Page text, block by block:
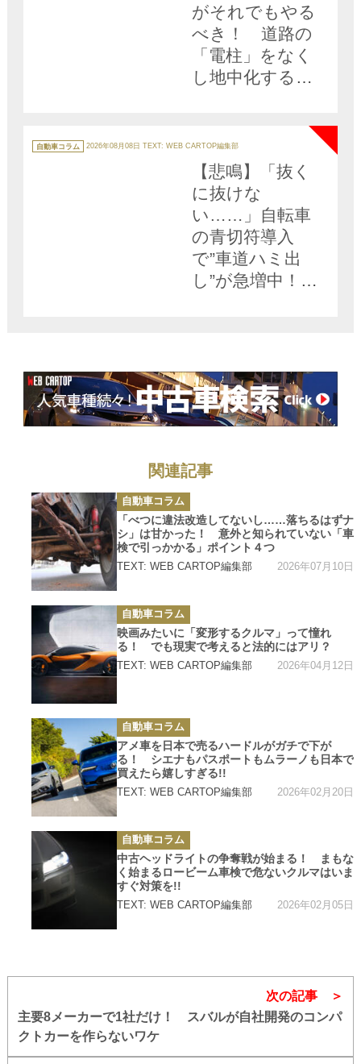
がそれでもやる
べき！ 道路の
「電柱」をなく
し地中化する計
テ
ゴ
自動車コラム 2026年08月08日 TEXT: WEB CARTOP編集部
【悲鳴】「抜く
に抜けな
い……」自転車
の青切符導入
で”車道ハミ出
し”が急増中！
関連記事
カ
テ
ゴ
リ
ー
自動車コラム
「べつに違法改造してないし……落ちるはずナ
シ」は甘かった！ 意外と知られていない「車
検で引っかかる」ポイント４つ
TEXT: WEB CARTOP編集部 2026年07月10日
カ
テ
ゴ
リ
ー
自動車コラム
映画みたいに「変形するクルマ」って憧れ
る！ でも現実で考えると法的にはアリ？
TEXT: WEB CARTOP編集部 2026年04月12日
カ
テ
ゴ
リ
ー
自動車コラム
アメ車を日本で売るハードルがガチで下が
る！ シエナもパスポートもムラーノも日本で
買えたら嬉しすぎる!!
TEXT: WEB CARTOP編集部 2026年02月20日
カ
テ
ゴ
リ
ー
自動車コラム
中古ヘッドライトの争奪戦が始まる！ まもな
く始まるロービーム車検で危ないクルマはいま
すぐ対策を!!
TEXT: WEB CARTOP編集部 2026年02月05日
次の記事
主要8メーカーで1社だけ！ スバルが自社開発のコンパ
クトカーを作らないワケ